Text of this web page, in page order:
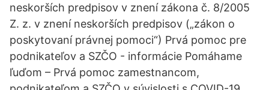
neskorších predpisov v znení zákona č. 8/2005
Z. z. v znení neskorších predpisov („zákon o
poskytovaní právnej pomoci“) Prvá pomoc pre
podnikateľov a SZČO - informácie Pomáhame
ľuďom – Prvá pomoc zamestnancom,